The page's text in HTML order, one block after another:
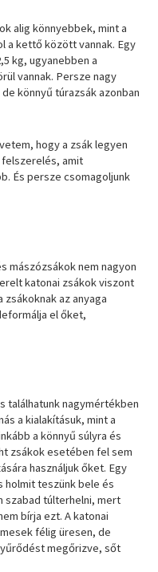
alig könnyebbek, mint a
a kettő között vannak. Egy
kg, ugyanebben a
vannak. Persze nagy
könnyű túrazsák azonban
hogy a zsák legyen
amit
És persze csomagoljunk
mászózsákok nem nagyon
katonai zsákok viszont
az anyaga
el őket,
találhatunk nagymértékben
a kialakításuk, mint a
a könnyű súlyra és
zsákok esetében fel sem
használjuk őket. Egy
holmit teszünk bele és
szabad túlterhelni, mert
bírja ezt. A katonai
félig üresen, de
megőrizve, sőt